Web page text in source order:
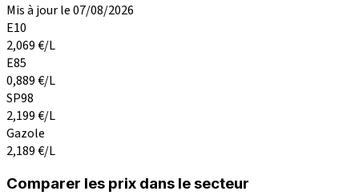
Mis à jour le 07/08/2026
E10
2,069€/L
E85
0,889€/L
SP98
2,199€/L
Gazole
2,189€/L
Comparer les prix dans le secteur